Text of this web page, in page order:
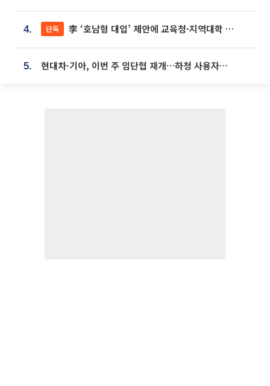
4. 단독 李 ‘호남형 대입’ 제안에 교육청·지역대학 서·논술형 입시 연계 '착수'
5. 현대차·기아, 이번 주 임단협 재개…하청 사용자성 재심도 ‘변수’